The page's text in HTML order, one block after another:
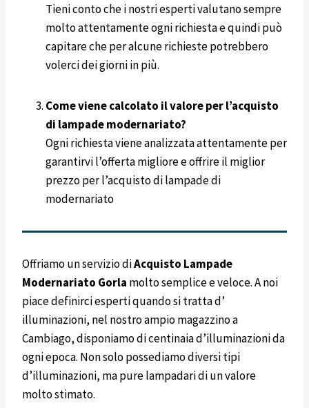
Tieni conto che i nostri esperti valutano sempre
molto attentamente ogni richiesta e quindi può
capitare che per alcune richieste potrebbero
volerci dei giorni in più.
Come viene calcolato il valore per l’acquisto
di lampade modernariato?
Ogni richiesta viene analizzata attentamente per
garantirvi l’offerta migliore e offrire il miglior
prezzo per l’acquisto di lampade di
modernariato
Offriamo un servizio diAcquisto Lampade
Modernariato Gorla molto semplice e veloce. A noi
piace definirci esperti quando si tratta d’
illuminazioni, nel nostro ampio magazzino a
Cambiago, disponiamo di centinaia d’illuminazioni da
ogni epoca. Non solo possediamo diversi tipi
d’illuminazioni, ma pure lampadari di un valore
molto stimato.